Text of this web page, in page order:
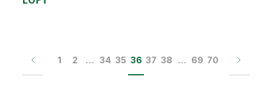
1 2 … 34 35 36 37 38 … 69 70